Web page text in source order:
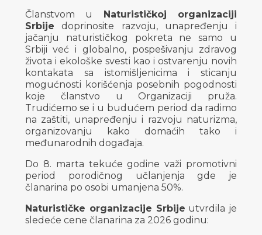
Članstvom u
Naturističkoj organizaciji
Srbije doprinosite razvoju, unapređenju i
jačanju naturističkog pokreta ne samo u
Srbiji već i globalno, pospešivanju zdravog
života i ekološke svesti kao i ostvarenju novih
kontakata sa istomišljenicima i sticanju
mogućnosti korišćenja posebnih pogodnosti
koje članstvo u Organizaciji pruža.
Trudićemo se i u budućem period da radimo
na zaštiti, unapređenju i razvoju naturizma,
organizovanju kako domaćih tako i
međunarodnih događaja.
Do 8. marta tekuće godine važi promotivni
period porodičnog učlanjenja gde je
članarina po osobi umanjena 50%.
Naturističke organizacije Srbije utvrdila je
sledeće cene članarina za 2026 godinu: